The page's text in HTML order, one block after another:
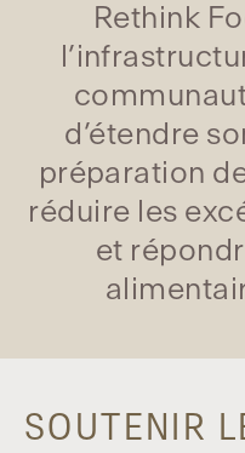
Rethink
d’étendre
préparation
réduire les
et
SOUTENIR